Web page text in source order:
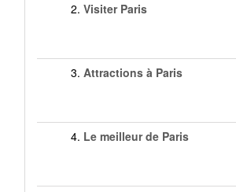
2. Visiter Paris
3. Attractions à Paris
4. Le meilleur de Paris